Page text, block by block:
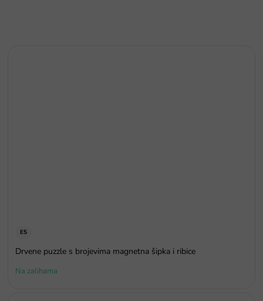
E5
Drvene puzzle s brojevima magnetna šipka i ribice
Na zalihama